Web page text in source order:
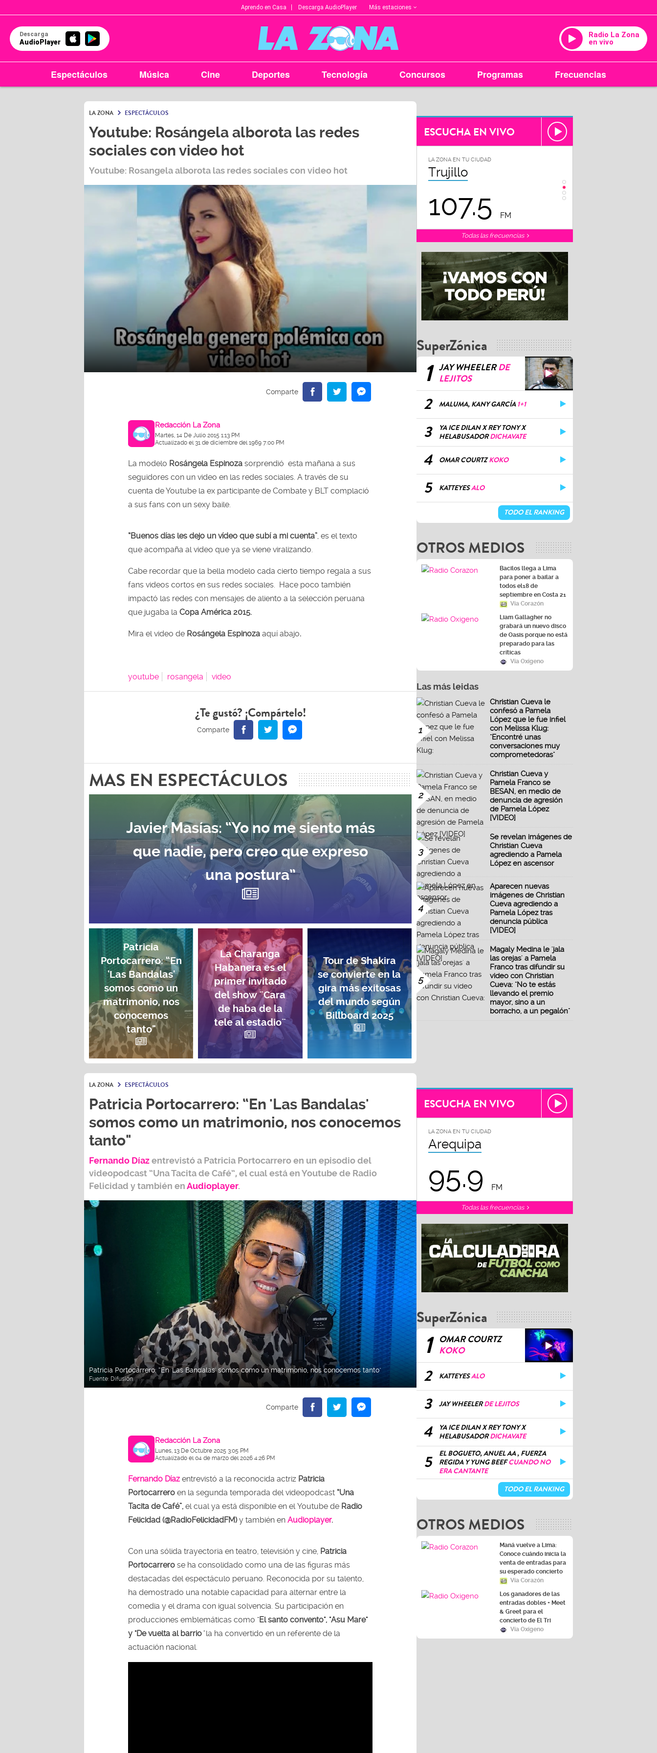
Aprendo en Casa Descarga AudioPlayer Más estaciones
Descarga
AudioPlayer
Radio La Zona
en vivo
Espectáculos Música Cine Deportes Tecnología Concursos Programas Frecuencias
LA ZONA ESPECTÁCULOS
Youtube: Rosángela alborota las redes
sociales con video hot
Youtube: Rosangela alborota las redes sociales con video hot
Redacción La Zona
Martes, 14 De Julio 2015 1:13 PM
Actualizado el 31 de diciembre del 1969 7:00 PM
La modelo Rosángela Espinoza sorprendió esta mañana a sus
seguidores con un video en las redes sociales. A través de su
cuenta de Youtube la ex participante de Combate y BLT complació
a sus fans con un sexy baile.
“Buenos días les dejo un vídeo que subí a mi cuenta” , es el texto
que acompaña al video que ya se viene viralizando.
Cabe recordar que la bella modelo cada cierto tiempo regala a sus
fans videos cortos en sus redes sociales. Hace poco también
impactó las redes con mensajes de aliento a la selección peruana
que jugaba la Copa América 2015.
Mira el video de Rosángela Espinoza aquí abajo.
youtube rosangela video
¿Te gustó? ¡Compártelo!
MAS EN ESPECTÁCULOS
Javier Masías: “Yo no me siento más
que nadie, pero creo que expreso
una postura”
Patricia
Portocarrero: “En
'Las Bandalas'
somos como un
matrimonio, nos
conocemos
tanto"
La Charanga
Habanera es el
primer invitado
del show ¨Cara
de haba de la
tele al estadio¨
Tour de Shakira
se convierte en la
gira más exitosas
del mundo según
Billboard 2025
ESCUCHA EN VIVO
Arequipa
95.9
LA ZONA EN TU CIUDAD
Trujillo
107.5 FM 102.3
Todas las frecuencias
SuperZónica
1 JAY WHEELERDE
LEJITOS
2 MALUMA, KANY GARCÍA 1+1
3
YA ICE DILAN X REY TONY X
HELABUSADORDICHAVATE
4 OMAR COURTZKOKO
5 KATTEYESALO
TODO EL RANKING
OTROS MEDIOS
Bacilos llega a Lima
para poner a bailar a
todos el18 de
septiembre en Costa 21
Vía Corazón
Liam Gallagher no
grabará un nuevo disco
de Oasis porque no está
preparado para las
críticas
Vía Oxígeno
Las más leidas
1
Christian Cueva le
confesó a Pamela
López que le fue infiel
con Melissa Klug:
"Encontré unas
conversaciones muy
comprometedoras"
2
Christian Cueva y
Pamela Franco se
BESAN, en medio de
denuncia de agresión
de Pamela López
[VIDEO]
3
Se revelan imágenes de
Christian Cueva
agrediendo a Pamela
López en ascensor
4
Aparecen nuevas
imágenes de Christian
Cueva agrediendo a
Pamela López tras
denuncia pública
[VIDEO]
5
Magaly Medina le 'jala
las orejas' a Pamela
Franco tras difundir su
video con Christian
Cueva: "No te estás
llevando el premio
mayor, sino a un
borracho, a un pegalón"
LA ZONA ESPECTÁCULOS
Patricia Portocarrero: “En 'Las Bandalas'
somos como un matrimonio, nos conocemos
tanto"
Fernando Díazentrevistó a Patricia Portocarreroen un episodio del
videopodcast “Una Tacita de Café”, el cual está en Youtube de Radio
Felicidad y también enAudioplayer.
Patricia Portocarrero: “En 'Las Bandalas' somos como un matrimonio, nos conocemos tanto"
Fuente: Difusión
Redacción La Zona
Lunes, 13 De Octubre 2025 3:05 PM
Actualizado el 04 de marzo del 2026 4:26 PM
Fernando Díaz entrevistó a la reconocida actriz Patricia
Portocarrero en la segunda temporada del videopodcast “Una
Tacita de Café”, el cual ya está disponible en el Youtube de Radio
Felicidad (@RadioFelicidadFM)y también en Audioplayer.
Con una sólida trayectoria en teatro, televisión y cine, Patricia
Portocarrero se ha consolidado como una de las figuras más
destacadas del espectáculo peruano. Reconocida por su talento,
ha demostrado una notable capacidad para alternar entre la
comedia y el drama con igual solvencia. Su participación en
producciones emblemáticas como "El santo convento", "Asu Mare"
y "De vuelta al barrio"la ha convertido en un referente de la
actuación nacional.
ESCUCHA EN VIVO
LA ZONA EN TU CIUDAD
Arequipa
95.9 FM
Todas las frecuencias
SuperZónica
1
OMAR COURTZ
KOKO
2 KATTEYESALO
3 JAY WHEELERDE LEJITOS
4
YA ICE DILAN X REY TONY X
HELABUSADORDICHAVATE
5
EL BOGUETO, ANUEL AA , FUERZA
REGIDA Y YUNG BEEFCUANDO NO
ERA CANTANTE
TODO EL RANKING
OTROS MEDIOS
Maná vuelve a Lima:
Conoce cuándo inicia la
venta de entradas para
su esperado concierto
Vía Corazón
Los ganadores de las
entradas dobles + Meet
& Greet para el
concierto de El Tri
Vía Oxígeno